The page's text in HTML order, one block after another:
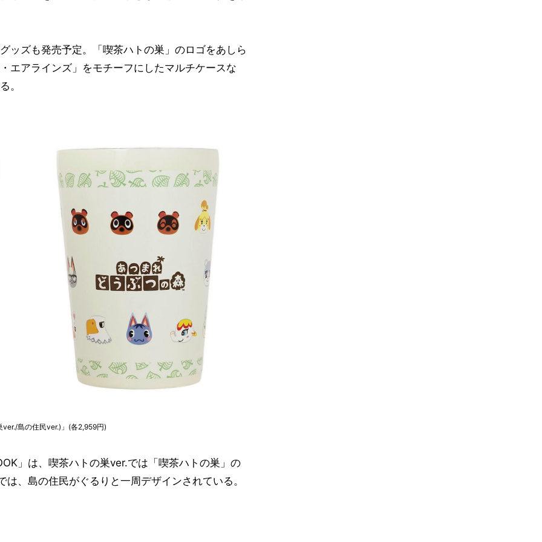
ズも発売予定。「喫茶ハトの巣」のロゴをあしら
エアラインズ」をモチーフにしたマルチケースな
。
島の住民ver.)」(各2,959円)
」は、喫茶ハトの巣ver.では「喫茶ハトの巣」の
、島の住民がぐるりと一周デザインされている。